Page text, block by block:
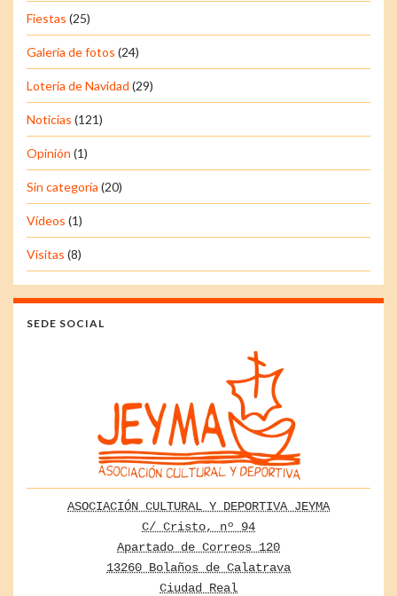
Fiestas (25)
Galería de fotos (24)
Lotería de Navidad (29)
Noticias (121)
Opinión (1)
Sin categoría (20)
Vídeos (1)
Visitas (8)
SEDE SOCIAL
ASOCIACIÓN CULTURAL Y DEPORTIVA JEYMA
C/ Cristo, nº 94
Apartado de Correos 120
13260 Bolaños de Calatrava
Ciudad Real